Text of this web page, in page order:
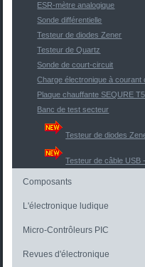
ESR-mètre analogique
Sonde différentielle
Testeur de diodes Zener
Testeur de Quartz
Sonde de court-circuit
Charge électronique à courant
Plaque chauffante SEQURE
Banc de test secteur
Testeur de diodes
Testeur de câble USB
Composants
L'électronique ludique
Micro-Contrôleurs PIC
Revues d'électronique